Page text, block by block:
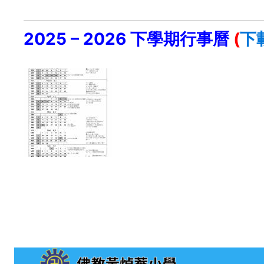
2025 – 2026 下學期行事曆 (下